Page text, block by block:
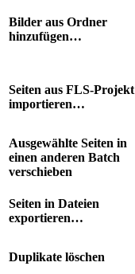
Bilder aus Ordner
hinzufügen…
Seiten aus FLS-Projekt
importieren…
Ausgewählte Seiten in
einen anderen Batch
verschieben
Seiten in Dateien
exportieren…
Duplikate löschen